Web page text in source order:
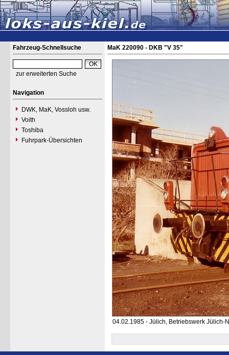
Fahrzeug-Schnellsuche
zur erweiterten Suche
Navigation
DWK, MaK, Vossloh usw.
Voith
Toshiba
Fuhrpark-Übersichten
MaK 220090 - DKB "V 35"
04.02.1985 - Jülich, Betriebswerk Jülich-